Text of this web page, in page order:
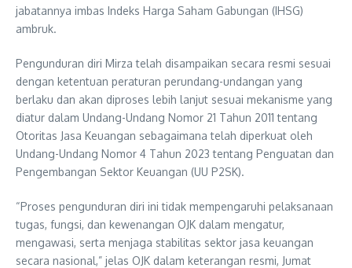
jabatannya imbas Indeks Harga Saham Gabungan (IHSG)
ambruk.
Pengunduran diri Mirza telah disampaikan secara resmi sesuai
dengan ketentuan peraturan perundang-undangan yang
berlaku dan akan diproses lebih lanjut sesuai mekanisme yang
diatur dalam Undang-Undang Nomor 21 Tahun 2011 tentang
Otoritas Jasa Keuangan sebagaimana telah diperkuat oleh
Undang-Undang Nomor 4 Tahun 2023 tentang Penguatan dan
Pengembangan Sektor Keuangan (UU P2SK).
“Proses pengunduran diri ini tidak mempengaruhi pelaksanaan
tugas, fungsi, dan kewenangan OJK dalam mengatur,
mengawasi, serta menjaga stabilitas sektor jasa keuangan
secara nasional,” jelas OJK dalam keterangan resmi, Jumat